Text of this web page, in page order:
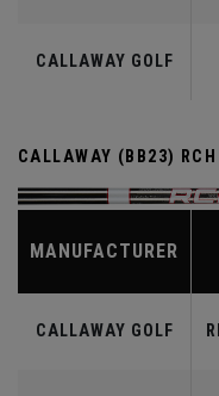
CALLAWAY GOLF
CALLAWAY (BB23)
MANUFACTURER
CALLAWAY GOLF